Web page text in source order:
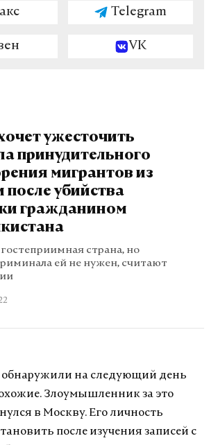
Telegram
VK
ужесточить
принудительного
мигрантов из
после убийства
гражданином
страна, но
ей не нужен, считают
обнаружили на следующий день
Злоумышленник за это
в Москву. Его личность
после изучения записей с